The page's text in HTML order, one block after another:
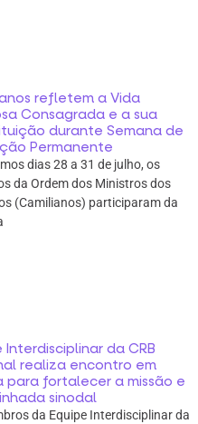
refletem a Vida
Consagrada e a sua
durante Semana de
Permanente
dias 28 a 31 de julho, os
da Ordem dos Ministros dos
(Camilianos) participaram da
Interdisciplinar da CRB
realiza encontro em
para fortalecer a missão e
sinodal
da Equipe Interdisciplinar da